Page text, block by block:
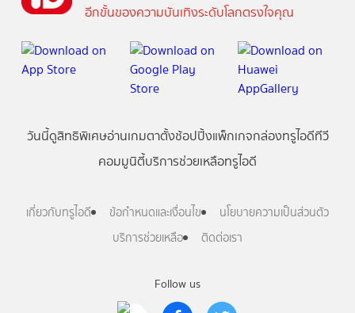
Follow us
อีกขั้นของความบันเทิงระดับโลกตรงใจคุณ
วันนี้ดูสิทธิพิเศษอ่านเกมตาตั้งช้อปปิ้งแพ็กเกจกล่องทรูไอดีทีวี
คอมมูนิตี้บริการช่วยเหลือทรูไอดี
เกี่ยวกับทรูไอดี ข้อกำหนดและเงื่อนไข
นโยบายความเป็นส่วนตัว
บริการช่วยเหลือ
ติดต่อเรา